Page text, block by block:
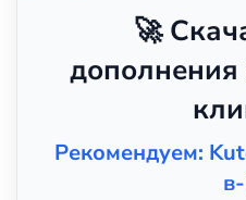
🚀
Рекомендуем: